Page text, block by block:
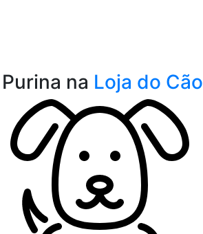
Purina na Loja do Cão